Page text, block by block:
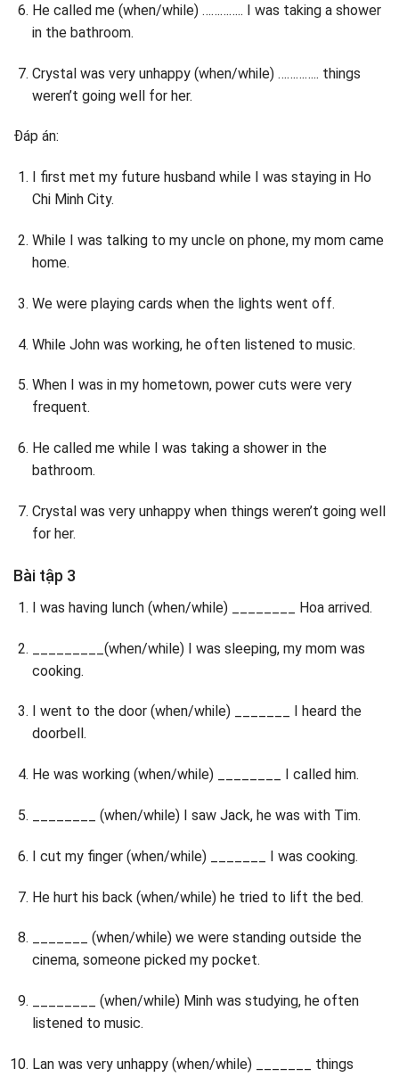
He called me (when/while) ………….. I was taking a shower
in the bathroom.
Crystal was very unhappy (when/while) ………….. things
weren’t going well for her.
Đáp án:
I first met my future husband while I was staying in Ho
Chi Minh City.
While I was talking to my uncle on phone, my mom came
home.
We were playing cards when the lights went off.
While John was working, he often listened to music.
When I was in my hometown, power cuts were very
frequent.
He called me while I was taking a shower in the
bathroom.
Crystal was very unhappy when things weren’t going well
for her.
Bài tập 3
I was having lunch (when/while) ________ Hoa arrived.
_________(when/while) I was sleeping, my mom was
cooking.
I went to the door (when/while) _______ I heard the
doorbell.
He was working (when/while) ________ I called him.
________ (when/while) I saw Jack, he was with Tim.
I cut my finger (when/while) _______ I was cooking.
He hurt his back (when/while) he tried to lift the bed.
_______ (when/while) we were standing outside the
cinema, someone picked my pocket.
________ (when/while) Minh was studying, he often
listened to music.
Lan was very unhappy (when/while) _______ things